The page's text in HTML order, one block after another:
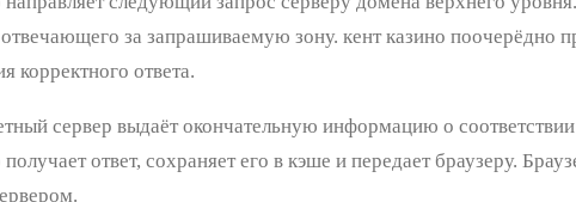
за запрашиваемую зону. кент казино поочерёдно
корректного ответа.
сервер выдаёт окончательную информацию о
получает ответ, сохраняет его в кэше и передает браузеру.